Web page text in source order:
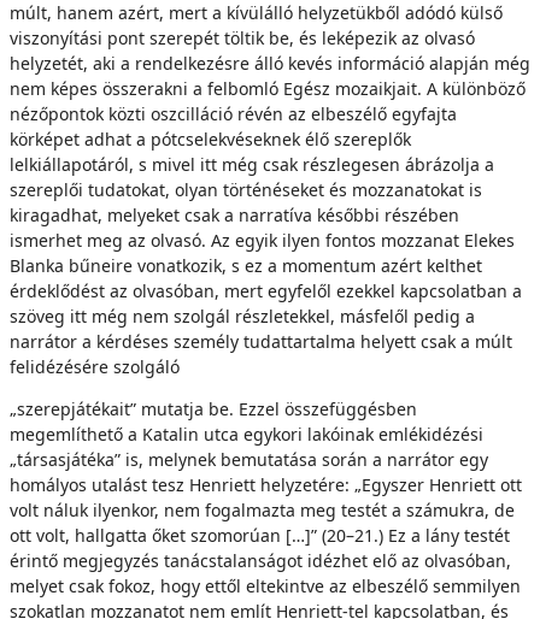
múlt, hanem azért, mert a kívülálló helyzetükből adódó külső
viszonyítási pont szerepét töltik be, és leképezik az olvasó
helyzetét, aki a rendelkezésre álló kevés információ alapján még
nem képes összerakni a felbomló Egész mozaikjait. A különböző
nézőpontok közti oszcilláció révén az elbeszélő egyfajta
körképet adhat a pótcselekvéseknek élő szereplők
lelkiállapotáról, s mivel itt még csak részlegesen ábrázolja a
szereplői tudatokat, olyan történéseket és mozzanatokat is
kiragadhat, melyeket csak a narratíva későbbi részében
ismerhet meg az olvasó. Az egyik ilyen fontos mozzanat Elekes
Blanka bűneire vonatkozik, s ez a momentum azért kelthet
érdeklődést az olvasóban, mert egyfelől ezekkel kapcsolatban a
szöveg itt még nem szolgál részletekkel, másfelől pedig a
narrátor a kérdéses személy tudattartalma helyett csak a múlt
felidézésére szolgáló
„szerepjátékait” mutatja be. Ezzel összefüggésben
megemlíthető a Katalin utca egykori lakóinak emlékidézési
„társasjátéka” is, melynek bemutatása során a narrátor egy
homályos utalást tesz Henriett helyzetére: „Egyszer Henriett ott
volt náluk ilyenkor, nem fogalmazta meg testét a számukra, de
ott volt, hallgatta őket szomorúan […]” (20–21.) Ez a lány testét
érintő megjegyzés tanácstalanságot idézhet elő az olvasóban,
melyet csak fokoz, hogy ettől eltekintve az elbeszélő semmilyen
szokatlan mozzanatot nem említ Henriett-tel kapcsolatban, és